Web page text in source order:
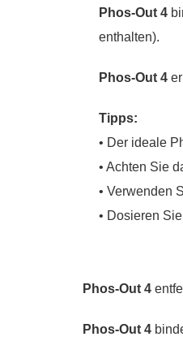
Phos-Out 4
enthalten).
Phos-Out 4
Tipps:
• Der ideale
• Achten Sie
• Verwenden
• Dosieren
Phos-Out 4
Phos-Out 4